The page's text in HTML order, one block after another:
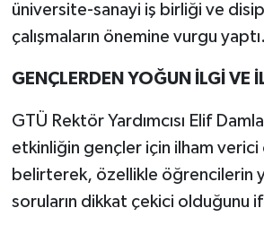
üniversite-sanayi iş birliği ve
çalışmaların önemine vurgu yaptı.
GENÇLERDEN YOĞUN İLGİ VE
GTÜ Rektör Yardımcısı Elif
etkinliğin gençler için ilham verici
belirterek, özellikle öğrencilerin
soruların dikkat çekici olduğunu